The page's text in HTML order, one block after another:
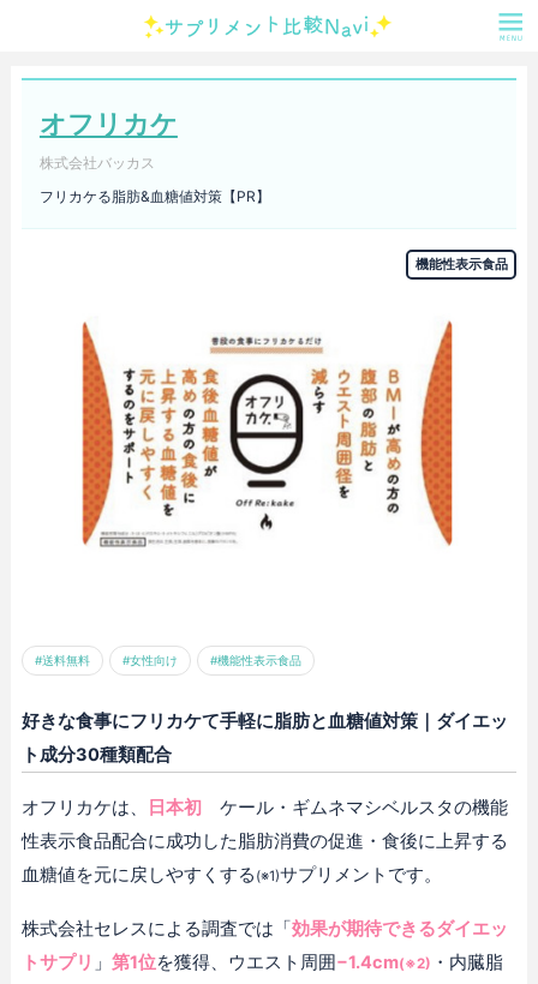
オフリカケ
株式会社バッカス
フリカケる脂肪&血糖値対策【PR】
機能性表示食品
#送料無料 #女性向け #機能性表示食品
好きな食事にフリカケて手軽に脂肪と血糖値対策｜ダイエッ
ト成分30種類配合
オフリカケは、 日本初 ケール・ギムネマシベルスタの機能
性表示食品配合に成功した脂肪消費の促進・食後に上昇する
血糖値を元に戻しやすくする (※1)サプリメントです。
株式会社セレスによる調査では「効果が期待できるダイエッ
トサプリ 」 第1位を獲得、ウエスト周囲−1.4cm(※2) ・内臓脂